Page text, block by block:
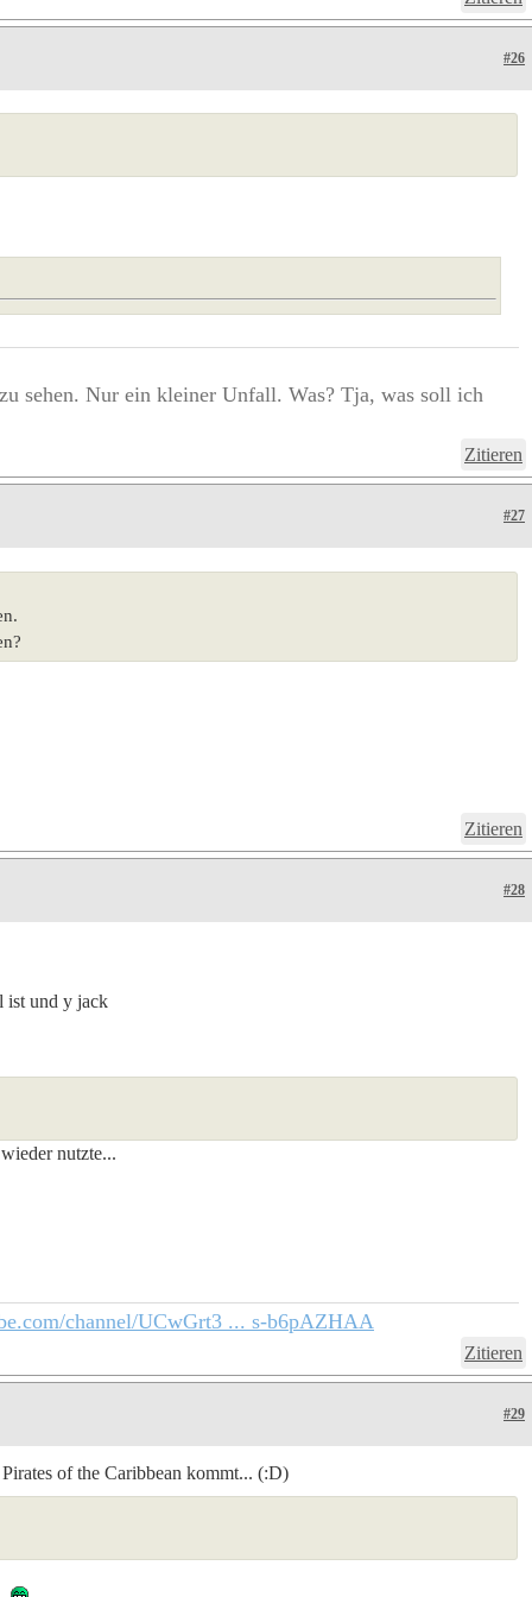
#26
sehen. Nur ein kleiner Unfall. Was? Tja, was soll ich
Zitieren
#27
Zitieren
#28
ist und y jack
nutzte...
channel/UCwGrt3 ... s-b6pAZHAA
Zitieren
#29
of the Caribbean kommt... (:D)